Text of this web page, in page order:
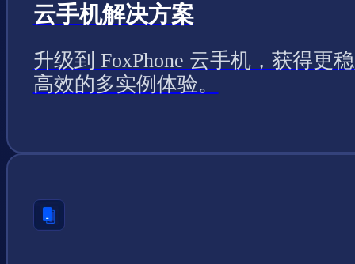
云手机解决方案
升级到 FoxPhone 云手机，获得更
高效的多实例体验。